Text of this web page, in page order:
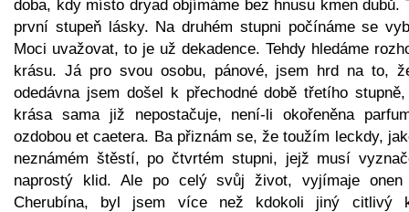
doba, kdy místo dryad objímáme bez hnusu kmen dubů.
první stupeň lásky. Na druhém stupni počínáme se
Moci uvažovat, to je už dekadence. Tehdy hledáme
krásu. Já pro svou osobu, pánové, jsem hrd na to,
odedávna jsem došel k přechodné době třetího
krása sama již nepostačuje, není-li okořeněna
ozdobou et caetera. Ba přiznám se, že toužím leckdy,
neznámém štěstí, po čtvrtém stupni, jejž musí
naprostý klid. Ale po celý svůj život, vyjímaje onen
Cherubína, byl jsem více než kdokoli jiný citlivý